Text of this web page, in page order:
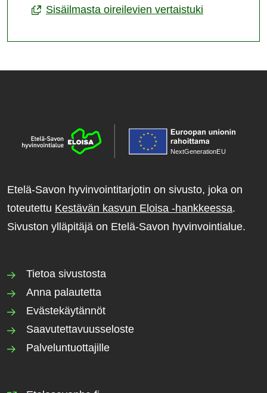
Sisäilmasta oireilevien vertaistuki
NextGenerationEU
Etelä-Savon hyvinvointitarjotin on sivusto, joka on
toteutettu Kestävän kasvun Eloisa -hankkeessa.
Sivuston ylläpitäjä on Etelä-Savon hyvinvointialue.
Tietoa sivustosta
Anna palautetta
Evästekäytännöt
Saavutettavuusseloste
Palveluntuottajille